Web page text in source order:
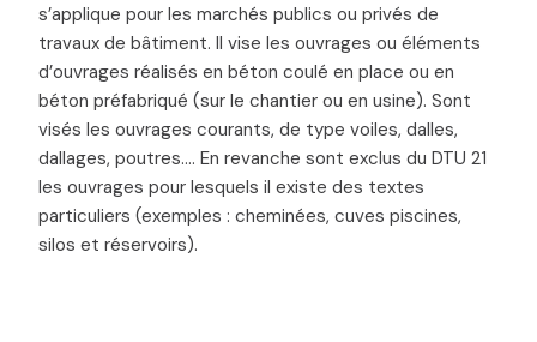
s’applique pour les marchés publics ou privés de
travaux de bâtiment. Il vise les ouvrages ou éléments
d’ouvrages réalisés en béton coulé en place ou en
béton préfabriqué (sur le chantier ou en usine). Sont
visés les ouvrages courants, de type voiles, dalles,
dallages, poutres…. En revanche sont exclus du DTU 21
les ouvrages pour lesquels il existe des textes
particuliers (exemples : cheminées, cuves piscines,
silos et réservoirs).